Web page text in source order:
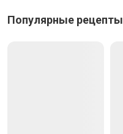
Популярные рецепты